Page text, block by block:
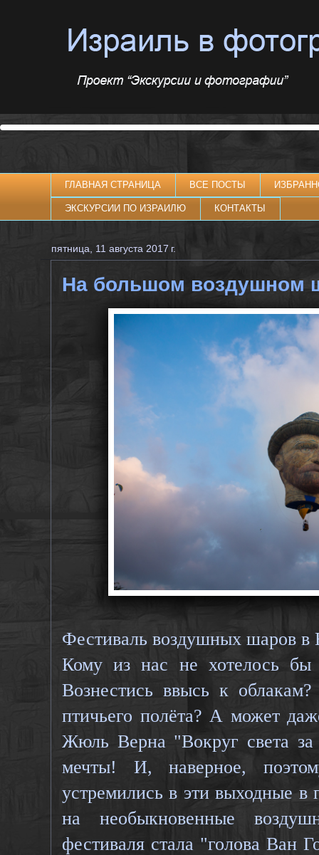
ГЛАВНАЯ СТРАНИЦА ВСЕ ПОСТЫ
ЭКСКУРСИИ ПО ИЗРАИЛЮ КОНТАКТЫ
пятница, 11 августа 2017 г.
На большом воздушном
Фестиваль воздушных шаров в
Кому из нас не хотелось бы
Вознестись ввысь к
птичьего полёта? А может
Жюль Верна "Вокруг света
мечты! И, наверное,
устремились в эти выходные в
на необыкновенные
фестиваля стала "голова Ван